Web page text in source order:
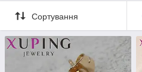
Сортування